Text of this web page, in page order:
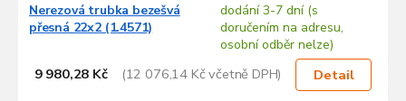
Nerezová trubka bezešvá
přesná 22x2 (1.4571)
dodání 3-7 dní (s
doručením na adresu,
osobní odběr nelze)
9 980,28 Kč (12 076,14 Kč včetně DPH) Detail